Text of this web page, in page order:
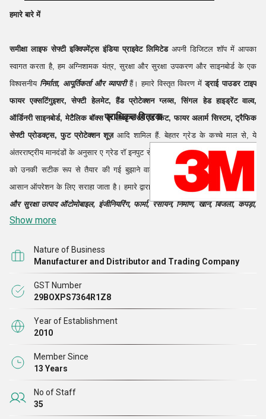
हमारे बारे में
समीक्षा लाइफ सेफ्टी इक्विपमेंट्स इंडिया प्राइवेट लिमिटेडअपनी डिजिटल शॉप में आपका
स्वागत करता है, हम अग्निशामक यंत्र, सुरक्षा और सुरक्षा उपकरण और साइनबोर्ड के एक
विश्वसनीय निर्माता, आपूर्तिकर्ता और व्यापारीहैं। हमारे विस्तृत विवरण मेंड्राई पाउडर टाइप
फायर एक्सटिंगुइशर, सेफ्टी हेलमेट, हैंड प्रोटेक्शन ग्लव्स, सिंगल हेड हाइड्रेंट वाल्व,
ऑर्डिनरी साइनबोर्ड, मेटैलिक बॉक्स के साथ फर्स्ट एड किट, फायर अलार्म सिस्टम, ट्रैफिक
सेफ्टी प्रोडक्ट्स, फुट प्रोटेक्शन शूज़आदि शामिल हैं. बेहतर ग्रेड के कच्चे माल से, ये
अंतरराष्ट्रीय मानदंडों के अनुसार ए ग्रेड रॉ इनपुट से बनाए जाते हैं। हमारे अग्निशामक यंत्रों
को उनकी सटीक रूप से तैयार की गई बुझाने वाली सामग्री, लीक-प्रूफ सिलेंडर और
आसान ऑपरेशन के लिए सराहा जाता है। हमारे द्वारा प्रदान किए जाने वाले सराहनीय
और सुरक्षा उत्पाद ऑटोमोबाइल, इंजीनियरिंग, फार्मा, रसायन, निर्माण, खान, बिजली, कपड़ा,
रिफाइनरियों आदि जैसे कई उद्योगों में व्यापक रूप से उपयोग किए जाते हैं।
साथ, हम बड़ी संख्या में ग्राहकों का विश्वास जीत रहे हैं। अब तक, हमने भारतीय बाजारों की
1,000 से अधिक कंपनियों को अपने सराहनीय औद्योगिक सुरक्षा समाधान दिए हैं। अपनी
अर्थव्यवस्था के विकास में योगदान देने के उद्देश्य से, हम 100% भारतीय पूंजी और
प्रौद्योगिकी का उपयोग कर रहे हैं। हमने अपने परिसर में जो सुविधाएं रखी हैं, वे उन्नत हैं और
इसके परिणामस्वरूप उत्पादन और उत्पादन के बाद के कार्यों को उत्कृष्ट गति से पूरा किया जा
सकता
समीक्षा लाइफ सेफ्टी इक्विप्मेंट्स इंडिया प्राइवेट लिमिटेड क्यों?
प्राधिकृत वितरक
Show more
Nature of Business
Manufacturer and Distributor and Trading Company
GST Number
29BOXPS7364R1Z8
Year of Establishment
2010
Member Since
13 Years
No of Staff
35